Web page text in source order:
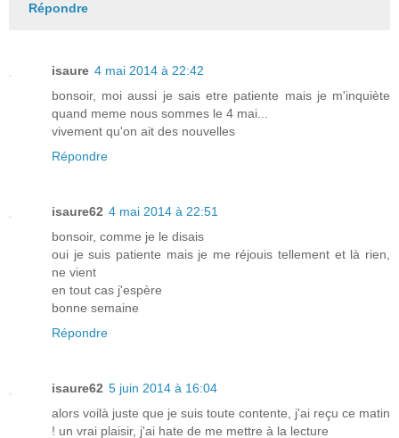
Répondre
isaure 4 mai 2014 à 22:42
bonsoir, moi aussi je sais etre patiente mais je m'inquiète
quand meme nous sommes le 4 mai...
vivement qu'on ait des nouvelles
Répondre
isaure62 4 mai 2014 à 22:51
bonsoir, comme je le disais
oui je suis patiente mais je me réjouis tellement et là rien,
ne vient
en tout cas j'espère
bonne semaine
Répondre
isaure62 5 juin 2014 à 16:04
alors voilà juste que je suis toute contente, j'ai reçu ce matin
! un vrai plaisir, j'ai hate de me mettre à la lecture